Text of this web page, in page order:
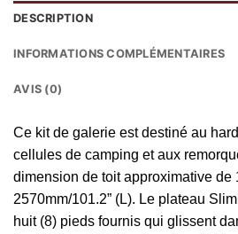
DESCRIPTION
INFORMATIONS COMPLÉMENTAIRES
AVIS (0)
Ce kit de galerie est destiné au
cellules de camping et aux
dimension de toit approximative de
2570mm/101.2” (L). Le plateau
huit (8) pieds fournis qui glissent